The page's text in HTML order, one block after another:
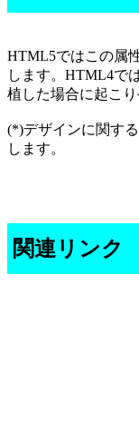
HTML5ではこの属
します。HTML4で
植した場合に起こり
(*)デザインに関す
します。
関連リンク